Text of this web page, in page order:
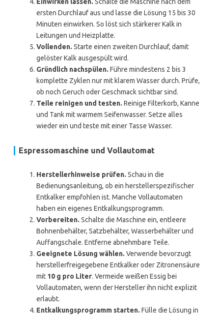
ersten Durchlauf aus und lasse die Lösung 15 bis 30
Minuten einwirken. So löst sich stärkerer Kalk in
Leitungen und Heizplatte.
Vollenden. Starte einen zweiten Durchlauf, damit
gelöster Kalk ausgespült wird.
Gründlich nachspülen. Führe mindestens 2 bis 3
komplette Zyklen nur mit klarem Wasser durch. Prüfe,
ob noch Geruch oder Geschmack sichtbar sind.
Teile reinigen und testen. Reinige Filterkorb, Kanne
und Tank mit warmem Seifenwasser. Setze alles
wieder ein und teste mit einer Tasse Wasser.
Espressomaschine und Vollautomat
Herstellerhinweise prüfen. Schau in die
Bedienungsanleitung, ob ein herstellerspezifischer
Entkalker empfohlen ist. Manche Vollautomaten
haben ein eigenes Entkalkungsprogramm.
Vorbereiten. Schalte die Maschine ein, entleere
Bohnenbehälter, Satzbehälter, Wasserbehälter und
Auffangschale. Entferne abnehmbare Teile.
Geeignete Lösung wählen. Verwende bevorzugt
herstellerfreigegebene Entkalker oder Zitronensäure
mit 10 g pro Liter. Vermeide weißen Essig bei
Vollautomaten, wenn der Hersteller ihn nicht explizit
erlaubt.
Entkalkungsprogramm starten. Fülle die Lösung in